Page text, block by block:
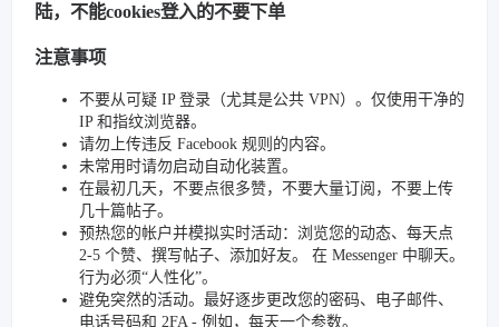
陆，不能cookies登入的不要下单
注意事项
不要从可疑 IP 登录（尤其是公共 VPN）。仅使用干净的
IP 和指纹浏览器。
请勿上传违反 Facebook 规则的内容。
未常用时请勿启动自动化装置。
在最初几天，不要点很多赞，不要大量订阅，不要上传
几十篇帖子。
预热您的帐户并模拟实时活动：浏览您的动态、每天点
2-5 个赞、撰写帖子、添加好友。 在 Messenger 中聊天。
行为必须“人性化”。
避免突然的活动。最好逐步更改您的密码、电子邮件、
电话号码和 2FA - 例如，每天一个参数。